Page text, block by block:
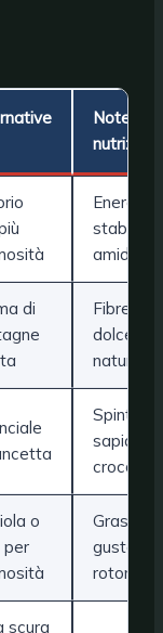
Note
Energia
stabile,
amido
di
Fibre e
dolcezza
naturale
Spinta
sapida,
o
per
Grassi
gusto
rotondo
scura